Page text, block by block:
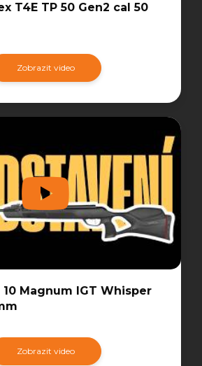
T4E TP 50 Gen2 cal 50
Zobrazit video
10 Magnum IGT Whisper
Zobrazit video